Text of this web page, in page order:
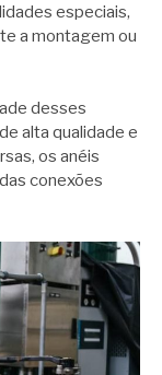
especiais,
a montagem ou
desses
alta qualidade e
os anéis
conexões